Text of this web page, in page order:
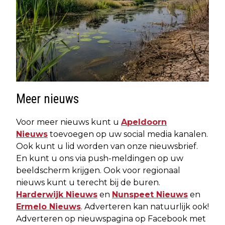
Meer nieuws
Voor meer nieuws kunt u Apeldoorn
Nieuws toevoegen op uw social media kanalen.
Ook kunt u lid worden van onze nieuwsbrief.
En kunt u ons via push-meldingen op uw
beeldscherm krijgen. Ook voor regionaal
nieuws kunt u terecht bij de buren.
Harderwijk Nieuws en Nunspeet Nieuws en
Ermelo Nieuws. Adverteren kan natuurlijk ook!
Adverteren op nieuwspagina op Facebook met